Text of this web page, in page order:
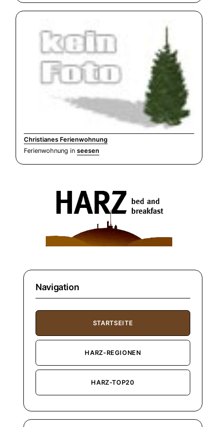
Christianes Ferienwohnung
Ferienwohnung in seesen
Navigation
STARTSEITE
HARZ-REGIONEN
HARZ-TOP20